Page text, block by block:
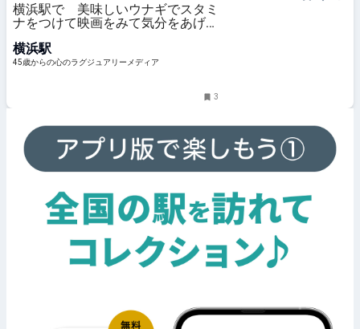
横浜駅で 美味しいウナギでスタミ
ナをつけて映画をみて気分をあげ
横浜駅
45歳からの心のラグジュアリーメディア
3